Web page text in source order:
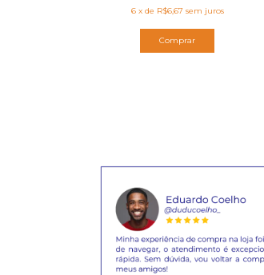
6 x de R$6,67 sem juros
Comprar